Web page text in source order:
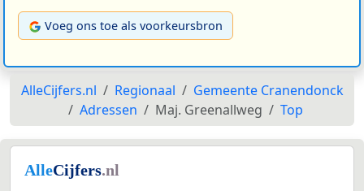
Voeg ons toe als voorkeursbron
AlleCijfers.nl Regionaal
Gemeente Cranendonck
Adressen
Maj. Greenallweg Top